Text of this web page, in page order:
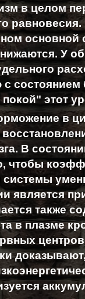
в целом
У
этот
в
В
чтобы
системы
является
также
в плазме